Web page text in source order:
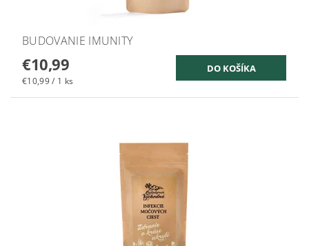
BUDOVANIE IMUNITY
€10,99
€10,99 / 1 ks